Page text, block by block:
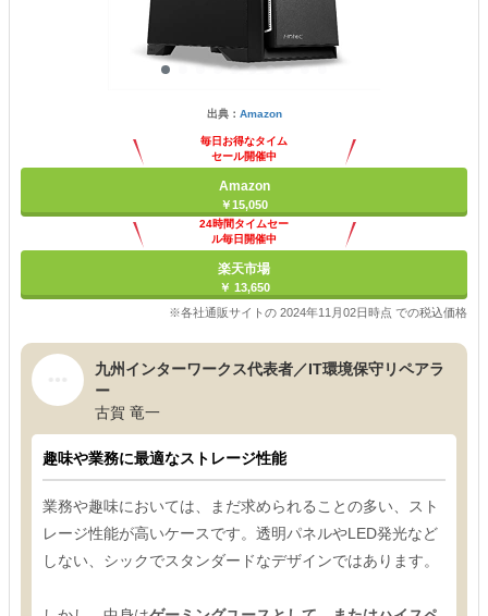
出典： Amazon
毎日お得なタイム
セール開催中
Amazon
￥15,050
24時間タイムセー
ル毎日開催中
楽天市場
￥ 13,650
※各社通販サイトの 2024年11月02日時点 での税込価格
九州インターワークス代表者／IT環境保守リペアラ
ー
古賀 竜一
趣味や業務に最適なストレージ性能
業務や趣味においては、まだ求められることの多い、スト
レージ性能が高いケースです。透明パネルやLED発光など
しない、シックでスタンダードなデザインではあります。